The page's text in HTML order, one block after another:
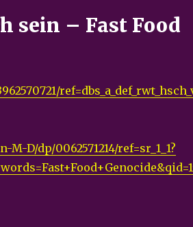
sein – Fast Food
D/dp/0062571214/ref=sr_1_1?